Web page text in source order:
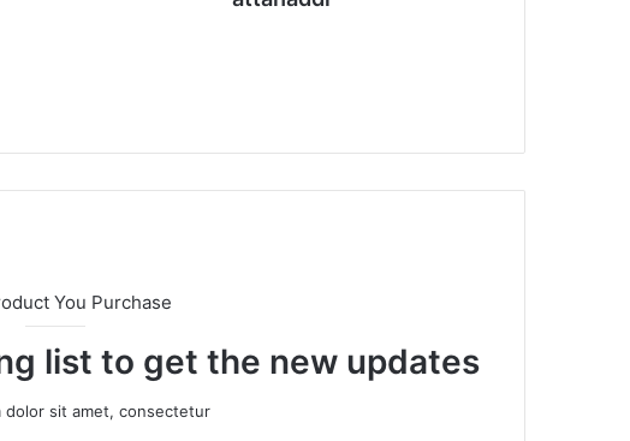
You Purchase
list to get the new updates!
dolor sit amet, consectetur.